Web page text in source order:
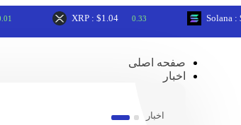
XRP : $1.04 0.33 Solana : $75.44
صفحه اصلی
اخبار
اخبار